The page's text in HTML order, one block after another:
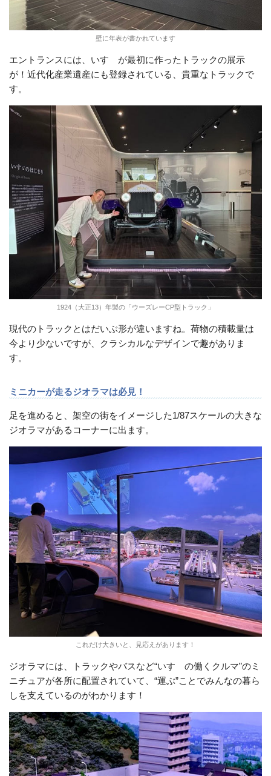
壁に年表が書かれています
エントランスには、いすゞが最初に作ったトラックの展示
が！近代化産業遺産にも登録されている、貴重なトラックで
す。
1924（大正13）年製の「ウーズレーCP型トラック」
現代のトラックとはだいぶ形が違いますね。荷物の積載量は
今より少ないですが、クラシカルなデザインで趣がありま
す。
ミニカーが走るジオラマは必見！
足を進めると、架空の街をイメージした1/87スケールの大きな
ジオラマがあるコーナーに出ます。
これだけ大きいと、見応えがあります！
ジオラマには、トラックやバスなど“いすゞの働くクルマ”のミ
ニチュアが各所に配置されていて、“運ぶ”ことでみんなの暮ら
しを支えているのがわかります！